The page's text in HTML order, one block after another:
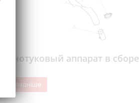
Зернотуковый аппарат в сборе
Докладніше